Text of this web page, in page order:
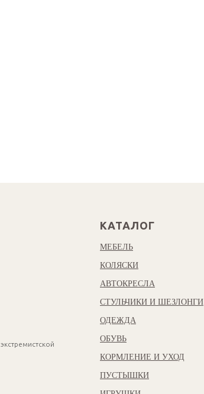
КАТАЛОГ
МЕБЕЛЬ
КОЛЯСКИ
АВТОКРЕСЛА
СТУЛЬЧИКИ И ШЕЗЛОНГИ
ОДЕЖДА
ОБУВЬ
КОРМЛЕНИЕ И УХОД
ПУСТЫШКИ